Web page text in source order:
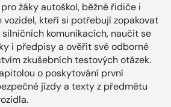
žáky autoškol, běžné řidiče i
kteří si potřebují zopakovat
komunikacích, naučit se
i předpisy a ověřit své odborné
zkušebních testových otázek.
o poskytování první
jízdy a texty z předmětu